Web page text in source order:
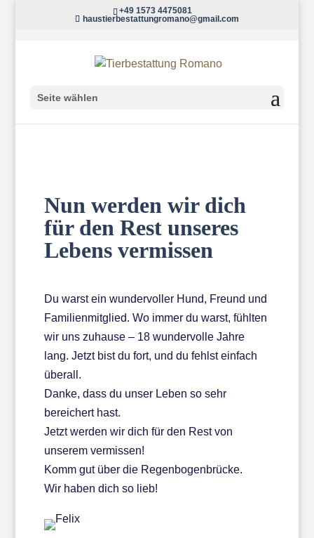
+49 1573 4475081
haustierbestattungromano@gmail.com
Seite wählen
Nun werden wir dich
für den Rest unseres
Lebens vermissen
Du warst ein wundervoller Hund, Freund und
Familienmitglied. Wo immer du warst, fühlten
wir uns zuhause – 18 wundervolle Jahre
lang. Jetzt bist du fort, und du fehlst einfach
überall.
Danke, dass du unser Leben so sehr
bereichert hast.
Jetzt werden wir dich für den Rest von
unserem vermissen!
Komm gut über die Regenbogenbrücke.
Wir haben dich so lieb!